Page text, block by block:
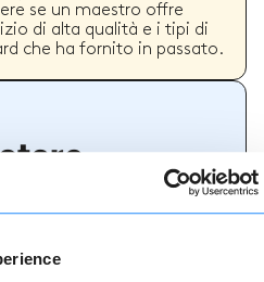
se un maestro offre
di alta qualità e i tipi di
che ha fornito in passato.
se avete bisogno di